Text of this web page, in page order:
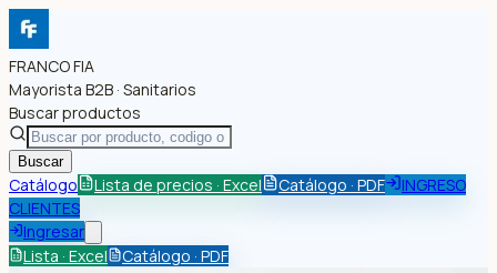
FRANCO FIA
Mayorista B2B · Sanitarios
Buscar productos
Buscar
Catálogo Lista de precios · Excel Catálogo · PDF
INGRESO
CLIENTES
Ingresar
Lista · Excel
Catálogo · PDF